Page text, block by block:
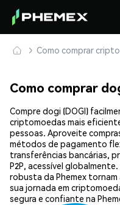
Como comprar
Como comprar
Compre dogi (DOGI)
criptomoedas mais
pessoas. Aproveite
métodos de pagamento
transferências bancárias,
P2P, acessível
robusta da Phemex tornam
sua jornada em
segura e confiante na